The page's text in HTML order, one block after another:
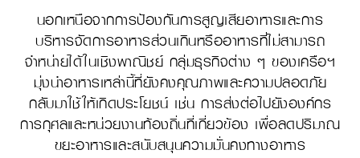
นอกเหนือจากการป้องกันการสูญเสียอาหารและการ
บริหารจัดการอาหารส่วนเกินหรืออาหารที่ไม่สามารถ
จำหน่ายได้ในเชิงพาณิชย์ กลุ่มธุรกิจต่าง ๆ ของเครือฯ
มุ่งนำอาหารเหล่านี้ที่ยังคงคุณภาพและความปลอดภัย
กลับมาใช้ให้เกิดประโยชน์ เช่น การส่งต่อไปยังองค์กร
การกุศลและหน่วยงานท้องถิ่นที่เกี่ยวข้อง เพื่อลดปริมาณ
ขยะอาหารและสนับสนุนความมั่นคงทางอาหาร